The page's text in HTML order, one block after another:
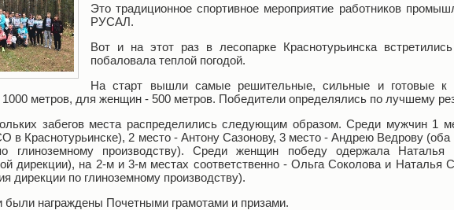
Это традиционное спортивное мероприятие работников
РУСАЛ.
Вот и на этот раз в лесопарке Краснотурьинска
побаловала теплой погодой.
На старт вышли самые решительные, сильные и готовые к
1000 метров, для женщин - 500 метров. Победители определялись по лучшему
забегов места распределились следующим образом. Среди мужчин 1
в Краснотурьинске), 2 место - Антону Сазонову, 3 место - Андрею Ведрову (оба
глиноземному производству). Среди женщин победу одержала
дирекции), на 2-м и 3-м местах соответственно - Ольга Соколова и Наталья
дирекции по глиноземному производству).
были награждены Почетными грамотами и призами.